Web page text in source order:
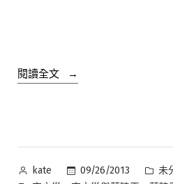
閱讀全文
“【看
「蘭
作
kate 09/26/2013
分
未